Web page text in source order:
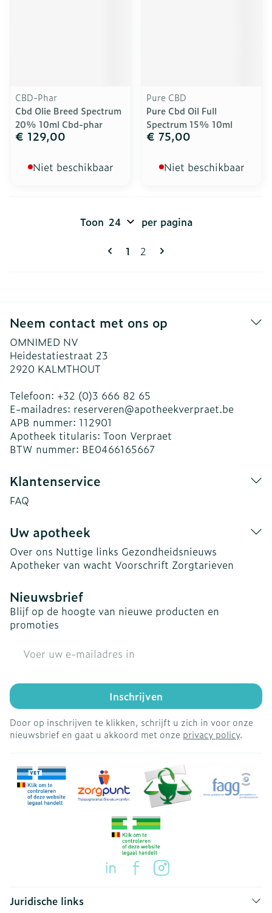
CBD-Phar
Cbd Olie Breed Spectrum
20% 10ml Cbd-phar
€ 129,00
Niet beschikbaar
Pure CBD
Pure Cbd Oil Full
Spectrum 15% 10ml
€ 75,00
Niet beschikbaar
Pagina's
U lees momenteel pagina
1 Pagina
2
Toon per pagina
Neem contact met ons op
OMNIMED NV
Heidestatiestraat 23
2920 KALMTHOUT
Telefoon: +32 (0)3 666 82 65
E-mailadres: reserveren@apotheekverpraet.be
APB nummer: 112901
Apotheek titularis: Toon Verpraet
BTW nummer: BE0466165667
Klantenservice
FAQ
Uw apotheek
Over ons Nuttige links Gezondheidsnieuws
Apotheker van wacht Voorschrift Zorgtarieven
Nieuwsbrief
Blijf op de hoogte van nieuwe producten en
promoties
Inschrijven
Door op inschrijven te klikken, schrijft u zich in voor onze
nieuwsbrief en gaat u akkoord met onze privacy policy.
Juridische links